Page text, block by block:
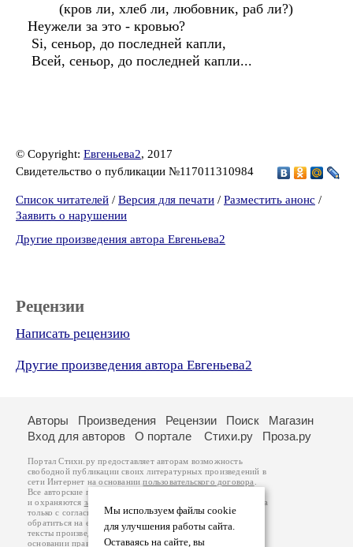
(кров ли, хлеб ли, любовник, раб ли?)
Неужели за это - кровью?
Si, сеньор, до последней капли,
Всей, сеньор, до последней капли...
© Copyright: Евгеньева2, 2017
Свидетельство о публикации №117011310984
Список читателей / Версия для печати / Разместить анонс /
Заявить о нарушении
Другие произведения автора Евгеньева2
Рецензии
Написать рецензию
Другие произведения автора Евгеньева2
Мы используем файлы cookie
для улучшения работы сайта.
Оставаясь на сайте, вы
Авторы Произведения Рецензии Поиск
Магазин
Вход для авторов
О портале Стихи.ру Проза.ру
Портал Стихи.ру предоставляет авторам возможность
свободной публикации своих литературных произведений в
сети Интернет на основаниипользовательского договора
Все авторские права на произведения принадлежат авторам
и охраняются законом
. Перепечатка произведений возможна
только с согласия его автора, к которому вы можете
обратиться на его авторской странице. Ответственность за
тексты произведений авторы несут самостоятельно на
основанииправил публикацииизаконодательства